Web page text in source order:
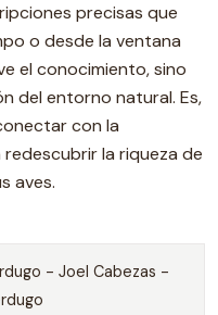
precisas que
o desde la ventana
el conocimiento, sino
del entorno natural. Es,
con la
la riqueza de
aves.
- Joel Cabezas -